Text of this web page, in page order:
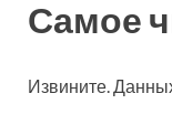
Самое
Извините.